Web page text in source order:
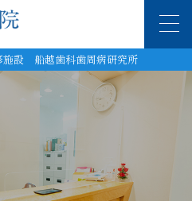
施設 船越歯科歯周病研究所